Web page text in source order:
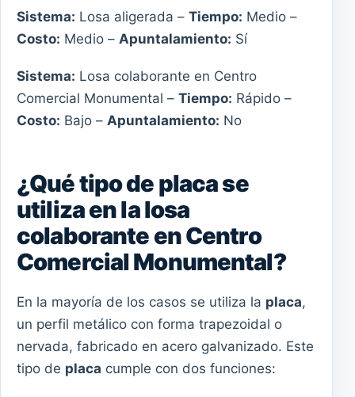
Sistema: Losa aligerada – Tiempo: Medio –
Costo: Medio – Apuntalamiento: Sí
Sistema: Losa colaborante en Centro
Comercial Monumental – Tiempo: Rápido –
Costo: Bajo – Apuntalamiento: No
¿Qué tipo de placa se
utiliza en la losa
colaborante en Centro
Comercial Monumental?
En la mayoría de los casos se utiliza la placa,
un perfil metálico con forma trapezoidal o
nervada, fabricado en acero galvanizado. Este
tipo de placa cumple con dos funciones: